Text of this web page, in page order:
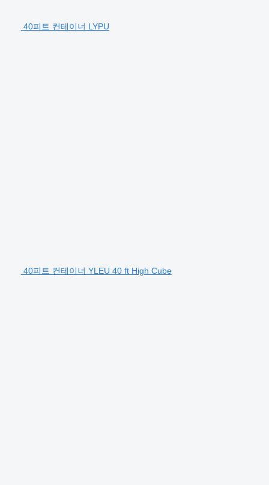
40피트 컨테이너 LYPU
40피트 컨테이너 YLEU 40 ft High Cube